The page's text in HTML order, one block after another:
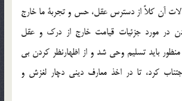
آن كلاً از دسترس عقل، حس و تجربة ما خارج
در مورد جزئيات قيامت خارج از درك و عقل
بايد تسليم وحي شد و از اظهارنظر كردن بي
كرد، تا در اخذ معارف ديني دچار لغزش و